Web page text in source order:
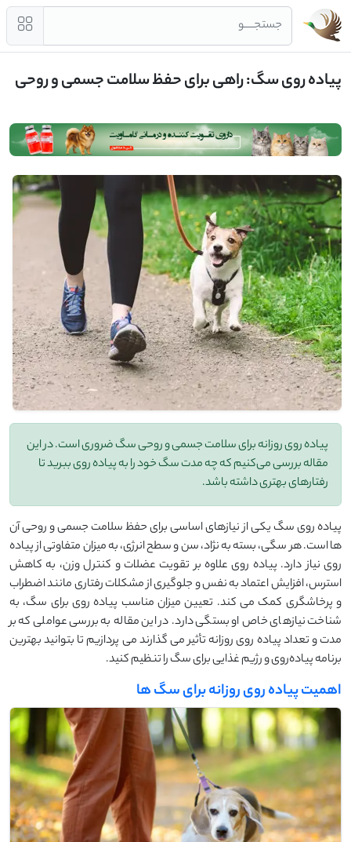
جستجــــو
پیاده ‌روی سگ: راهی برای حفظ سلامت جسمی و روحی
پیاده ‌روی روزانه برای سلامت جسمی و روحی سگ ضروری است. در این
مقاله بررسی می‌کنیم که چه مدت سگ خود را به پیاده ‌روی ببرید تا
رفتارهای بهتری داشته باشد.
پیاده‌ روی سگ یکی از نیازهای اساسی برای حفظ سلامت جسمی و روحی آن
‌ها است. هر سگی، بسته به نژاد، سن و سطح انرژی، به میزان متفاوتی از پیاده‌
روی نیاز دارد. پیاده ‌روی علاوه بر تقویت عضلات و کنترل وزن، به کاهش
استرس، افزایش اعتماد به نفس و جلوگیری از مشکلات رفتاری مانند اضطراب
و پرخاشگری کمک می ‌کند. تعیین میزان مناسب پیاده ‌روی برای سگ، به
شناخت نیازهای خاص او بستگی دارد. در این مقاله به بررسی عواملی که بر
مدت و تعداد پیاده ‌روی روزانه تأثیر می ‌گذارند می ‌پردازیم تا بتوانید بهترین
برنامه پیاده‌روی و رژیم غذایی برای سگ را تنظیم کنید.
اهمیت پیاده‌ روی روزانه برای سگ ‌ها